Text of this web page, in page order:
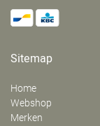
Sitemap
Home
Webshop
Merken